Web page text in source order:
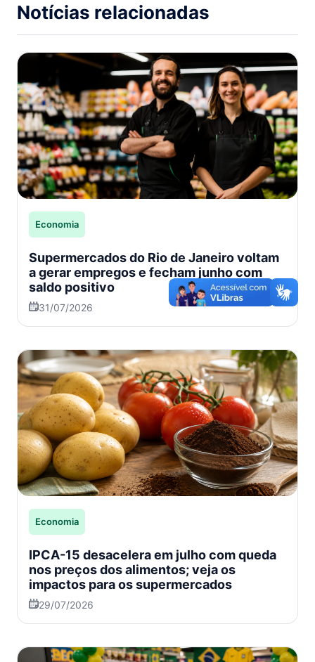
Notícias relacionadas
Economia
Supermercados do Rio de Janeiro voltam
a gerar empregos e fecham junho com
saldo positivo
31/07/2026
Economia
IPCA-15 desacelera em julho com queda
nos preços dos alimentos; veja os
impactos para os supermercados
29/07/2026